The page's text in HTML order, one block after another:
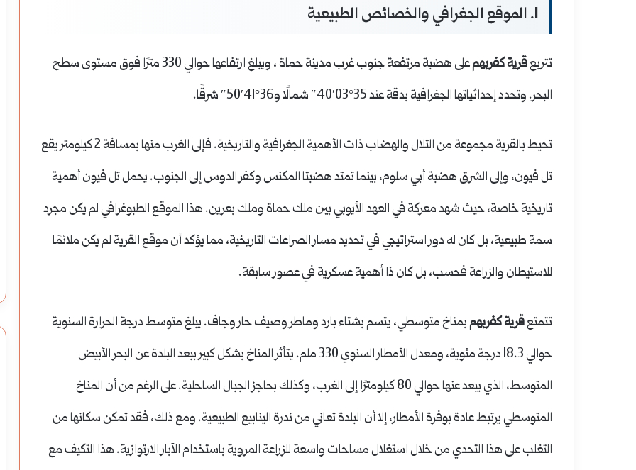
I. الموقع الجغرافي والخصائص الطبيعية
تتربعقرية كفربهمعلى هضبة مرتفعة جنوب غرب مدينة حماة
، ويبلغ ارتفاعها حوالي 330 مترًا فوق مستوى سطح
البحر. وتحدد إحداثياتها الجغرافية بدقة عند 35°03′40″ شمالًا و36°41′50″ شرقًا.
تحيط بالقرية مجموعة من التلال والهضاب ذات الأهمية الجغرافية والتاريخية. فإلى الغرب منها بمسافة 2 كيلومتر يقع
تل فيون، وإلى الشرق هضبة أبي سلوم، بينما تمتد هضبتا المكنس وكفر الدوس إلى الجنوب. يحمل تل فيون أهمية
تاريخية خاصة، حيث شهد معركة في العهد الأيوبي بين ملك حماة وملك بعرين. هذا الموقع الطبوغرافي لم يكن مجرد
سمة طبيعية، بل كان له دور استراتيجي في تحديد مسار الصراعات التاريخية، مما يؤكد أن موقع القرية لم يكن ملائمًا
للاستيطان والزراعة فحسب، بل كان ذا أهمية عسكرية في عصور سابقة.
تتمتعقرية كفربهمبمناخ متوسطي، يتسم بشتاء بارد وماطر وصيف حار وجاف. يبلغ متوسط درجة الحرارة السنوية
حوالي 18.3 درجة مئوية، ومعدل الأمطار السنوي 330 ملم.
يتأثر المناخ بشكل كبير ببعد البلدة عن البحر الأبيض
المتوسط، الذي يبعد عنها حوالي 80 كيلومترًا إلى الغرب، وكذلك بحاجز الجبال الساحلية.
على الرغم من أن المناخ
المتوسطي يرتبط عادة بوفرة الأمطار، إلا أن البلدة تعاني من ندرة الينابيع الطبيعية. ومع ذلك، فقد تمكن سكانها من
التغلب على هذا التحدي من خلال استغلال مساحات واسعة للزراعة المروية باستخدام الآبار الارتوازية. هذا التكيف مع
الرملية:
بين
الاقتصاد
السورية